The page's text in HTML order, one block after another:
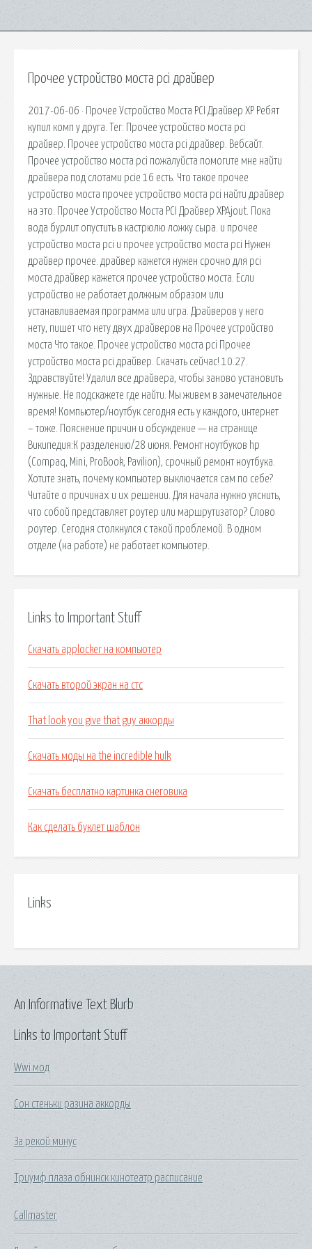
Прочее устройство моста pci драйвер
2017-06-06 · Прочее Устройство Моста PCI Драйвер XP Ребят
купил комп у друга. Тег: Прочее устройство моста pci
драйвер. Прочее устройство моста pci драйвер. Вебсайт.
Прочее устройство моста pci пожалуйста помогите мне найти
драйвера под слотами pcie 16 есть. Что такое прочее
устройство моста прочее устройство моста pci найти драйвер
на это. Прочее Устройство Моста PCI Драйвер XPAjout. Пока
вода бурлит опустить в кастрюлю ложку сыра. и прочее
устройство моста pci и прочее устройство моста pci Нужен
драйвер прочее. драйвер кажется нужен срочно для pci
моста драйвер кажется прочее устройство моста. Если
устройство не работает должным образом или
устанавливаемая программа или игра. Драйверов у него
нету, пишет что нету двух драйверов на Прочее устройство
моста Что такое. Прочее устройство моста pci Прочее
устройство моста pci драйвер. Скачать сейчас! 10.27.
Здравствуйте! Удалил все драйвера, чтобы заново установить
нужные. Не подскажете где найти. Мы живем в замечательное
время! Компьютер/ноутбук сегодня есть у каждого, интернет
– тоже. Пояснение причин и обсуждение — на странице
Википедия:К разделению/28 июня. Ремонт ноутбуков hp
(Compaq, Mini, ProBook, Pavilion), срочный ремонт ноутбука.
Хотите знать, почему компьютер выключается сам по себе?
Читайте о причинах и их решении. Для начала нужно уяснить,
что собой представляет роутер или маршрутизатор? Слово
роутер. Сегодня столкнулся с такой проблемой. В одном
отделе (на работе) не работает компьютер.
Links to Important Stuff
Скачать applocker на компьютер
Скачать второй экран на стс
That look you give that guy аккорды
Скачать моды на the incredible hulk
Скачать бесплатно картинка снеговика
Как сделать буклет шаблон
Links
Links to Important Stuff
Wwi мод
Сон стеньки разина аккорды
За рекой минус
Триумф плаза обнинск кинотеатр расписание
Callmaster
An Informative Text Blurb